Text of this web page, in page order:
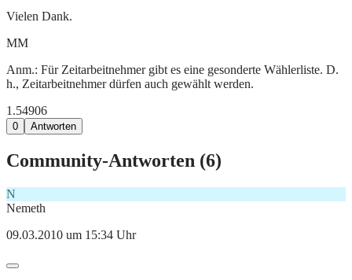
Vielen Dank.
MM
Anm.: Für Zeitarbeitnehmer gibt es eine gesonderte Wählerliste. D.
h., Zeitarbeitnehmer dürfen auch gewählt werden.
1.54906
0 Antworten
Community-Antworten (6)
N
Nemeth
09.03.2010 um 15:34 Uhr